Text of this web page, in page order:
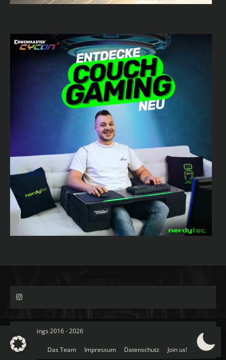
© Spacekings 2016 - 2026
Das Team Impressum Datenschutz Join us!